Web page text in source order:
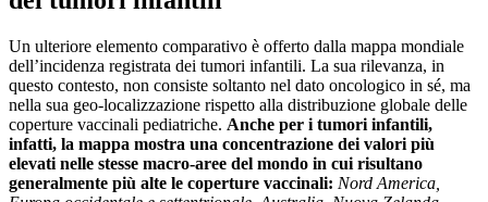
Un ulteriore elemento comparativo è offerto dalla mappa mondiale
dell’incidenza registrata dei tumori infantili. La sua rilevanza, in
questo contesto, non consiste soltanto nel dato oncologico in sé, ma
nella sua geo-localizzazione rispetto alla distribuzione globale delle
coperture vaccinali pediatriche. Anche per i tumori infantili,
infatti, la mappa mostra una concentrazione dei valori più
elevati nelle stesse macro-aree del mondo in cui risultano
generalmente più alte le coperture vaccinali: Nord America,